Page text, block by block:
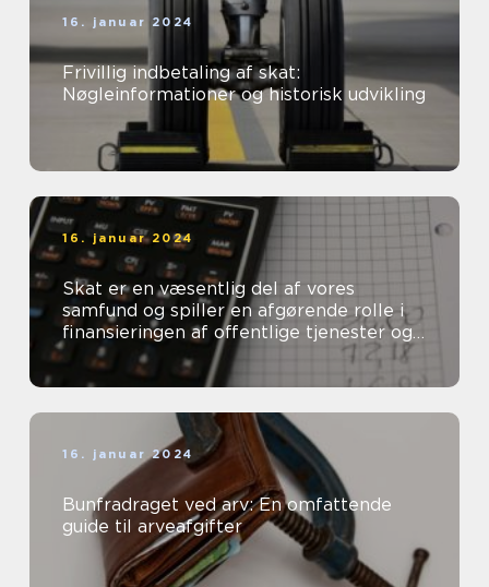
16. januar 2024
Frivillig indbetaling af skat:
Nøgleinformationer og historisk udvikling
16. januar 2024
Skat er en væsentlig del af vores
samfund og spiller en afgørende rolle i
finansieringen af offentlige tjenester og
velfærdsydelser
16. januar 2024
Bunfradraget ved arv: En omfattende
guide til arveafgifter